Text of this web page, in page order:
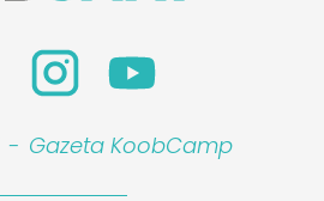
- Gazeta KoobCamp